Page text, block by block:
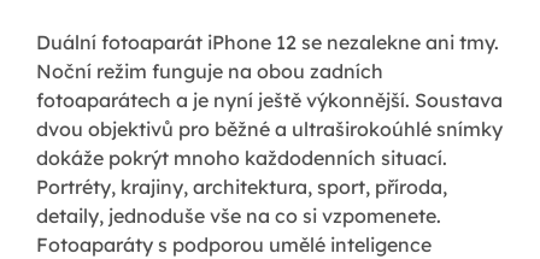
Duální fotoaparát iPhone 12 se nezalekne ani tmy.
Noční režim funguje na obou zadních
fotoaparátech a je nyní ještě výkonnější. Soustava
dvou objektivů pro běžné a ultraširokoúhlé snímky
dokáže pokrýt mnoho každodenních situací.
Portréty, krajiny, architektura, sport, příroda,
detaily, jednoduše vše na co si vzpomenete.
Fotoaparáty s podporou umělé inteligence